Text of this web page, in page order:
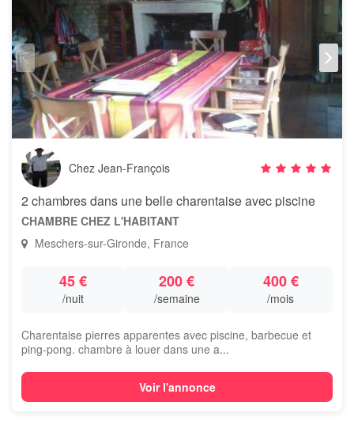
Chez Jean-François
2 chambres dans une belle charentaise avec piscine
CHAMBRE CHEZ L'HABITANT
Meschers-sur-Gironde, France
45 €
/nuit
200 €
/semaine
400 €
/mois
Charentaise pierres apparentes avec piscine, barbecue et
ping-pong. chambre à louer dans une a...
Voir l'annonce